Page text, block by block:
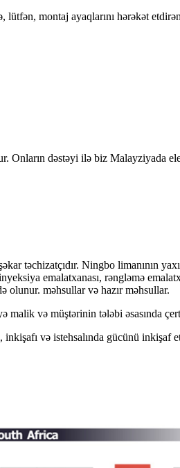
lütfən, montaj ayaqlarını hərəkət
Onların dəstəyi ilə biz Malayziyada
təchizatçıdır. Ningbo limanının
emalatxanası, rəngləmə
olunur. məhsullar və hazır məhsullar.
və müştərinin tələbi əsasında
və istehsalında gücünü inkişaf